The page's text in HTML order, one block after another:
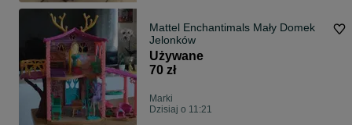
Mattel Enchantimals Mały Domek
Jelonków
Używane
70 zł
Marki
Dzisiaj o 11:21